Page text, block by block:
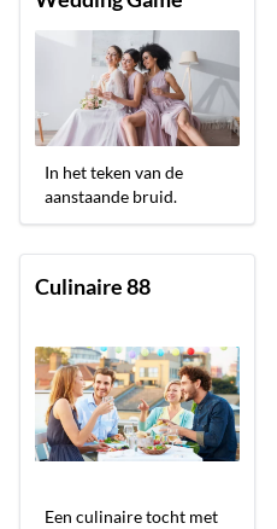
In het teken van de
aanstaande bruid.
Culinaire 88
Een culinaire tocht met